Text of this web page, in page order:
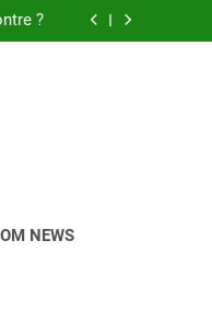
?
NEWS